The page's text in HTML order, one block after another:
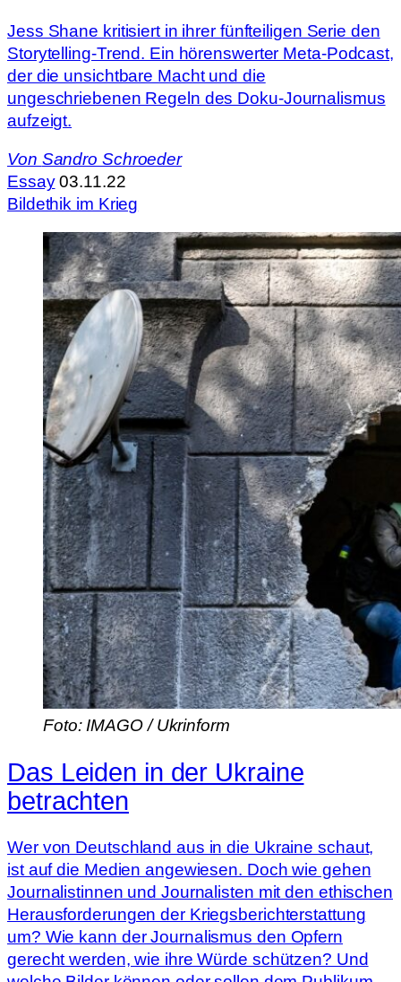
Jess Shane kritisiert in ihrer fünfteiligen Serie den
Storytelling-Trend. Ein hörenswerter Meta-Podcast,
der die unsichtbare Macht und die
ungeschriebenen Regeln des Doku-Journalismus
aufzeigt.
Von Sandro Schroeder
Essay 03.11.22
Bildethik im Krieg
Foto: IMAGO / Ukrinform
Das Leiden in der Ukraine
betrachten
Wer von Deutschland aus in die Ukraine schaut,
ist auf die Medien angewiesen. Doch wie gehen
Journalistinnen und Journalisten mit den ethischen
Herausforderungen der Kriegsberichterstattung
um? Wie kann der Journalismus den Opfern
gerecht werden, wie ihre Würde schützen? Und